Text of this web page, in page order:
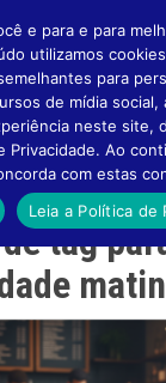
tag
e para e para
utilizamos
para
de mídia
neste site,
Privacidade. Ao
com estas
Leia a Política de